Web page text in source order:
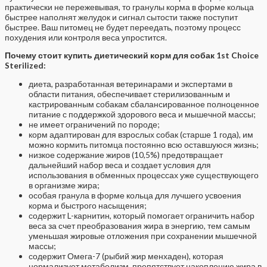
практически не пережевывая, то гранулы корма в форме кольца
быстрее наполнят желудок и сигнал сытости также поступит
быстрее. Ваш питомец не будет переедать, поэтому процесс
похудения или контроля веса упростится.
Почему стоит купить диетический корм для собак 1st Choice
Sterilized:
диета, разработанная ветеринарами и экспертами в
области питания, обеспечивает стерилизованным и
кастрированным собакам сбалансированное полноценное
питание с поддержкой здорового веса и мышечной массы;
не имеет ограничений по породе;
корм адаптирован для взрослых собак (старше 1 года), им
можно кормить питомца постоянно всю оставшуюся жизнь;
низкое содержание жиров (10,5%) предотвращает
дальнейший набор веса и создает условия для
использования в обменных процессах уже существующего
в организме жира;
особая гранула в форме кольца для лучшего усвоения
корма и быстрого насыщения;
содержит L-карнитин, который помогает ограничить набор
веса за счет преобразования жира в энергию, тем самым
уменьшая жировые отложения при сохранении мышечной
массы;
содержит Омега-7 (рыбий жир менхаден), которая